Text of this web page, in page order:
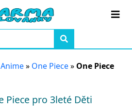
Anime» One Piece» One Piece
Piece pro 3leté Děti